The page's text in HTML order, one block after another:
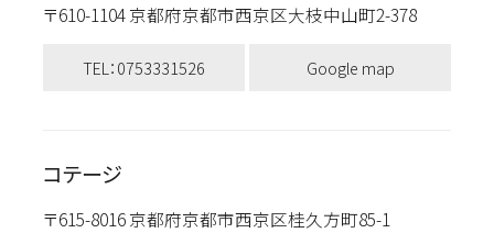
〒610-1104 京都府京都市西京区大枝中山町2-378
TEL：0753331526 Google map
コテージ
〒615-8016 京都府京都市西京区桂久方町85-1